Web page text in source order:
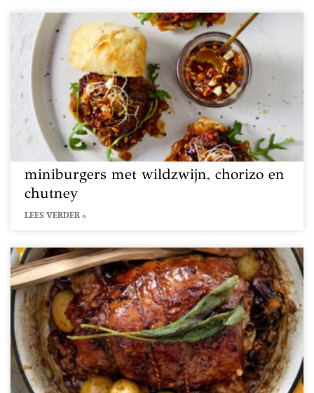
miniburgers met wildzwijn, chorizo en
chutney
LEES VERDER »